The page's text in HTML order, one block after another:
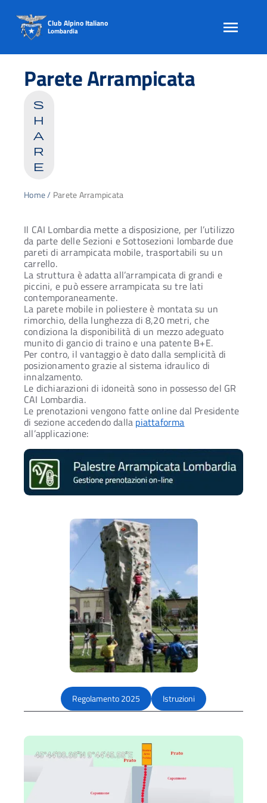
content
Club Alpino Italiano
Lombardia
Parete Arrampicata
s
h
a
r
e
Home/ Parete Arrampicata
Il CAI Lombardia mette a disposizione, per l’utilizzo
da parte delle Sezioni e Sottosezioni lombarde due
pareti di arrampicata mobile, trasportabili su un
carrello.
La struttura è adatta all’arrampicata di grandi e
piccini, e può essere arrampicata su tre lati
contemporaneamente.
La parete mobile in poliestere è montata su un
rimorchio, della lunghezza di 8,20 metri, che
condiziona la disponibilità di un mezzo adeguato
munito di gancio di traino e una patente B+E.
Per contro, il vantaggio è dato dalla semplicità di
posizionamento grazie al sistema idraulico di
innalzamento.
Le dichiarazioni di idoneità sono in possesso del GR
CAI Lombardia.
Le prenotazioni vengono fatte online dal Presidente
di sezione accedendo dalla piattaforma
all’applicazione:
Regolamento 2025 Istruzioni